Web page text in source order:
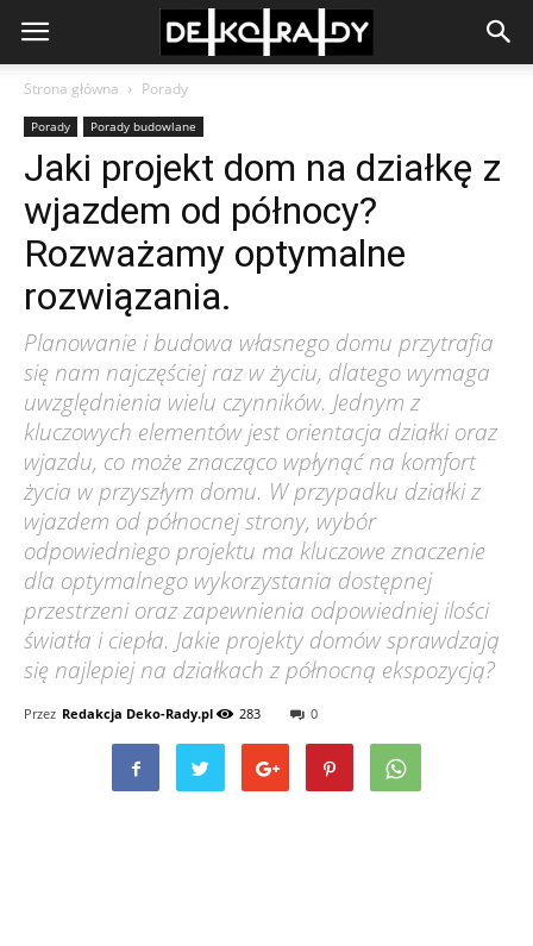
Strona główna Porady
Porady Porady budowlane
Jaki projekt dom na działkę z
wjazdem od północy?
Rozważamy optymalne
rozwiązania.
Planowanie i budowa własnego domu przytrafia
się nam najczęściej raz w życiu, dlatego wymaga
uwzględnienia wielu czynników. Jednym z
kluczowych elementów jest orientacja działki oraz
wjazdu, co może znacząco wpłynąć na komfort
życia w przyszłym domu. W przypadku działki z
wjazdem od północnej strony, wybór
odpowiedniego projektu ma kluczowe znaczenie
dla optymalnego wykorzystania dostępnej
przestrzeni oraz zapewnienia odpowiedniej ilości
światła i ciepła. Jakie projekty domów sprawdzają
się najlepiej na działkach z północną ekspozycją?
Przez Redakcja Deko-Rady.pl 283 0